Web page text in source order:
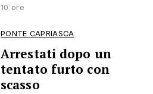
10 ore
PONTE CAPRIASCA
Arrestati dopo un
tentato furto con
scasso